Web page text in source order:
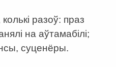
разоў: праз
на аўтамабілі;
суценёры.